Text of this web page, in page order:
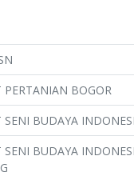
PERTANIAN BOGOR
SENI BUDAYA
SENI BUDAYA